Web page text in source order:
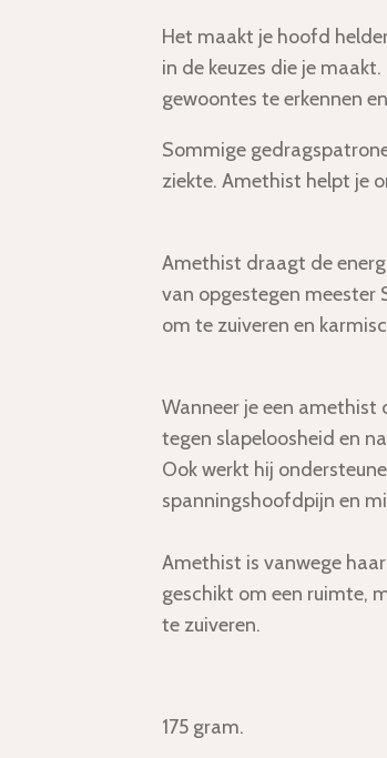
Het maakt je hoofd
in de keuzes die je
gewoontes te erkennen
Sommige
ziekte. Amethist helpt je
Amethist draagt de
van opgestegen meester
om te zuiveren en
Wanneer je een
tegen slapeloosheid en
Ook werkt hij
spanningshoofdpijn en
Amethist is vanwege
geschikt om een ruimte,
te zuiveren.
175 gram.